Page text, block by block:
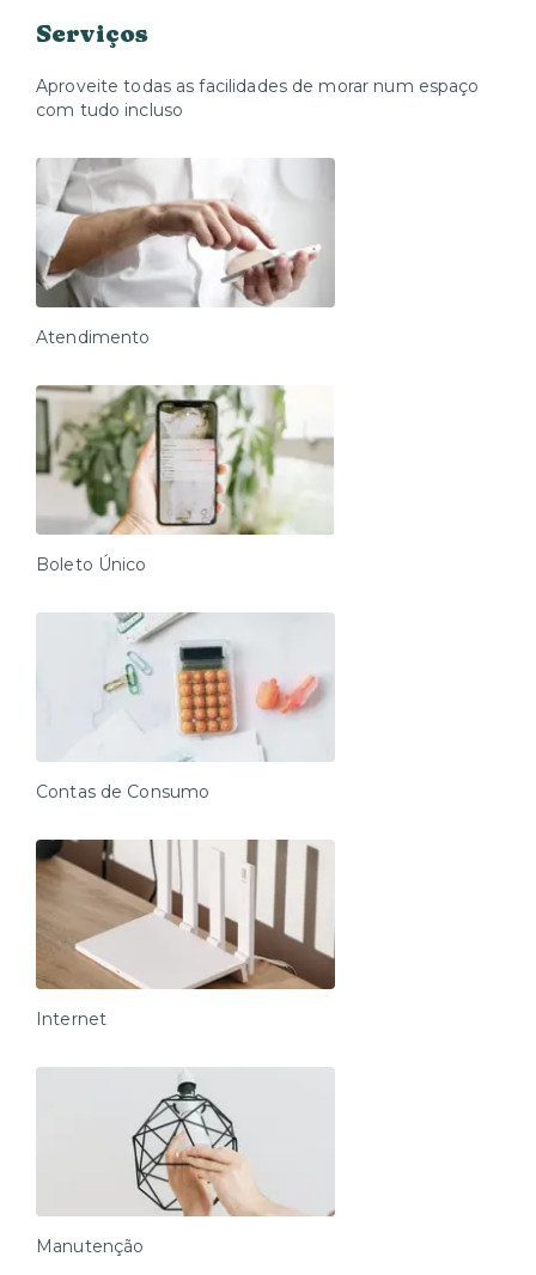
check-in, através do aplicativo Xtay ou Web-check-in
conta academia, coworking e sala de reuniões.
Imagine-se relaxando em um espaço moderno,
praticidade sem abrir mão do conforto. Este estúdio
de 17m² foi pensado para oferecer tudo o que você
precisa em uma estadia curta, com o toque
inteligente da experiência Xtay.
O que você encontra por aqui:
cortinas blackout para um descanso perfeito
Cozinha equipada com frigobar, micro-ondas, cooktop
por indução (2 bocas), depurador, filtro de água e
utensílios básicos
Mesa redonda para dois, ideal para refeições rápidas ou
trabalho remoto
Sofá aconchegante para seus momentos de descanso
Check-in digital, enxoval limpo e ambiente preparado
com cuidado. Aqui, você tem liberdade com conforto,
segurança e tecnologia.
Reserve agora e viva uma estadia inteligente, do seu
o acesso à unidade e deve ser feito pelo nosso
aplicativo (Android e iOS). O link será enviado assim
que a reserva for confirmada.
Horários:
Check-in: a partir das 15h
Check-out: até às 11h (sem exceções)
Disponível somente mediante contratação e
confirmação prévia com nossa equipe.
Imóvel residencial: não inclui café da manhã, limpeza
ou arrumação diária.
Serviços extras podem ser contratados à parte.
Serviços
Aproveite todas as facilidades de morar num espaço
com tudo incluso
Atendimento
Boleto Único
Contas de Consumo
Internet
Manutenção